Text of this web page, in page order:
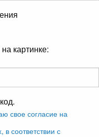
картинке:
свое согласие на
соответствии с